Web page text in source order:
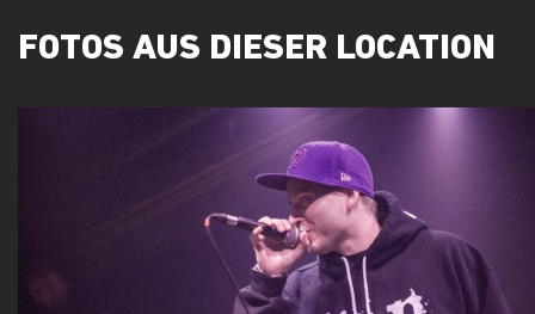
FOTOS AUS DIESER LOCATION